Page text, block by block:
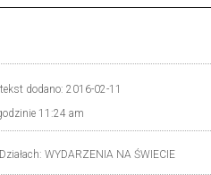
dodano: 2016-02-11
11:24 am
WYDARZENIA NA ŚWIECIE